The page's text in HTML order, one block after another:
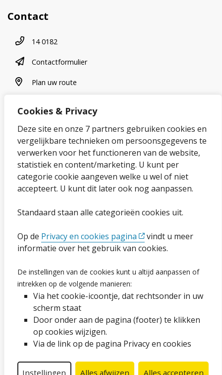
Cookies & Privacy
Deze site en onze 7 partners gebruiken cookies en
vergelijkbare technieken om persoonsgegevens te
verwerken voor het functioneren van de website,
statistiek en content/marketing. U kunt per
categorie cookie aangeven welke u wel of niet
accepteert. U kunt dit later ook nog aanpassen.
Standaard staan alle categorieën cookies uit.
Op de Privacy en cookies pagina
vindt u meer
informatie over het gebruik van cookies.
De instellingen van de cookies kunt u altijd aanpassen of
intrekken op de volgende manieren:
Via het cookie-icoontje, dat rechtsonder in uw
scherm staat
Door onder aan de pagina (footer) te klikken
op cookies wijzigen.
Via de link op de pagina Privacy en cookies
Instellingen Alles afwijzen Alles accepteren
Contact
Telefoonnummer
14 0182
contactformulier
Contactformulier
plan uw route
Plan uw route
Over onze website
Sitemap
Privacybeleid en cookies
Cookies wijzigen
Ga naar de pagina
Proclaimer en copyright
Webarchief
Volg ons op social media
Facebook
LinkedInInstagram
YouTube